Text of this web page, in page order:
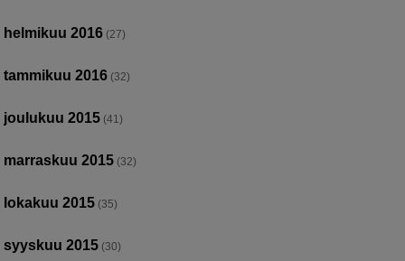
helmikuu 2016 (27)
tammikuu 2016 (32)
joulukuu 2015 (41)
marraskuu 2015 (32)
lokakuu 2015 (35)
syyskuu 2015 (30)